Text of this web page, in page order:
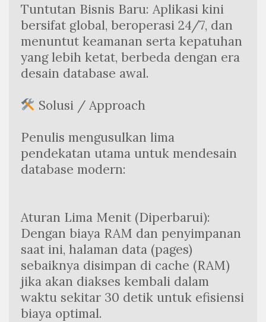
Tuntutan Bisnis Baru: Aplikasi kini
bersifat global, beroperasi 24/7, dan
menuntut keamanan serta kepatuhan
yang lebih ketat, berbeda dengan era
desain database awal.
Solusi / Approach
Penulis mengusulkan lima
pendekatan utama untuk mendesain
database modern:
Aturan Lima Menit (Diperbarui):
Dengan biaya RAM dan penyimpanan
saat ini, halaman data (pages)
sebaiknya disimpan di cache (RAM)
jika akan diakses kembali dalam
waktu sekitar 30 detik untuk efisiensi
biaya optimal.